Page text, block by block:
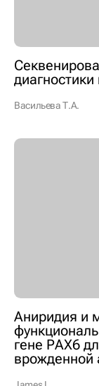
Васильева Т.А.
Аниридия и
гене РАХ6
врожденной